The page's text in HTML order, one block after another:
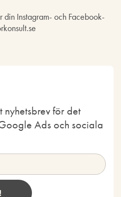
din Instagram- och Facebook-
nyhetsbrev för det
Ads och sociala